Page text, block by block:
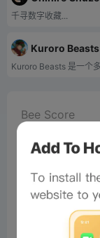
千寻数字收藏...
Kuroro Beasts
Bee Score
tbd
Comments